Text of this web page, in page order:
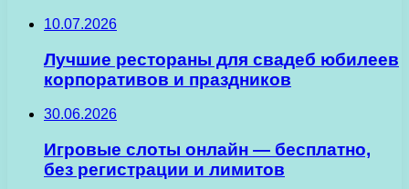
10.07.2026
Лучшие рестораны для свадеб юбилеев
корпоративов и праздников
30.06.2026
Игровые слоты онлайн — бесплатно,
без регистрации и лимитов